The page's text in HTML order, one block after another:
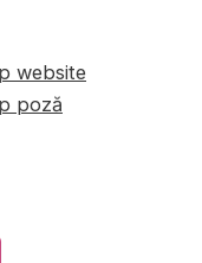
website
poză